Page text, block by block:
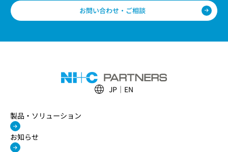
お問い合わせ・ご相談
JP EN
製品・ソリューション
お知らせ